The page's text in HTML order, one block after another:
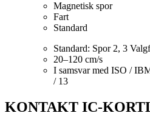
Magnetisk spor
Fart
Standard
Standard: Spor 2, 3
20–120 cm/s
I samsvar med ISO /
/ 13
KONTAKT IC-